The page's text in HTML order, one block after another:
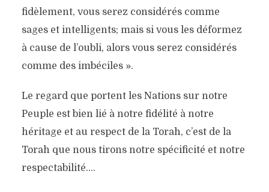
fidèlement, vous serez considérés comme
sages et intelligents; mais si vous les déformez
à cause de l’oubli, alors vous serez considérés
comme des imbéciles ».
Le regard que portent les Nations sur notre
Peuple est bien lié à notre fidélité à notre
héritage et au respect de la Torah, c’est de la
Torah que nous tirons notre spécificité et notre
respectabilité….